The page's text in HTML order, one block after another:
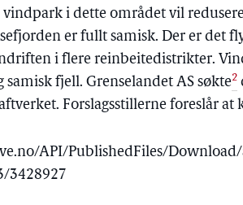
i dette området vil
er fullt samisk. Der er det
i flere reinbeitedistrikter.
samisk fjell. Grenselandet AS søkte2
Forslagsstillerne foreslår at
API/PublishedFiles/
3428927